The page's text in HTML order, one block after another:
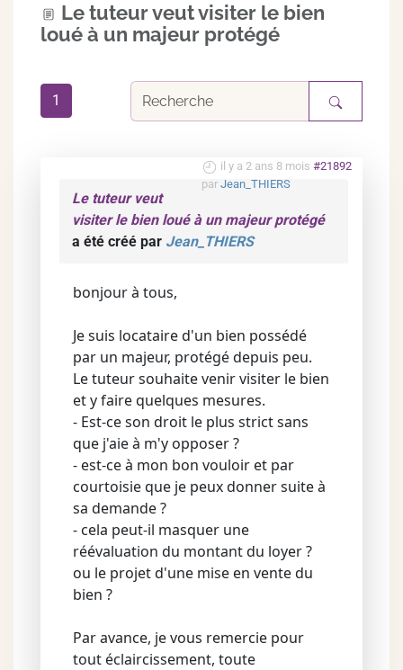
Le tuteur veut visiter le bien
loué à un majeur protégé
1
il y a 2 ans 8 mois #21892
par Jean_THIERS
Le tuteur veut
visiter le bien loué à un majeur protégé
a été créé par Jean_THIERS
bonjour à tous,
Je suis locataire d'un bien possédé
par un majeur, protégé depuis peu.
Le tuteur souhaite venir visiter le bien
et y faire quelques mesures.
- Est-ce son droit le plus strict sans
que j'aie à m'y opposer ?
- est-ce à mon bon vouloir et par
courtoisie que je peux donner suite à
sa demande ?
- cela peut-il masquer une
réévaluation du montant du loyer ?
ou le projet d'une mise en vente du
bien ?
Par avance, je vous remercie pour
tout éclaircissement, toute